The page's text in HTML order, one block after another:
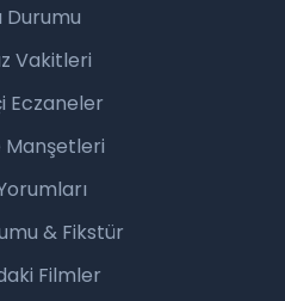
Durumu
Vakitleri
Eczaneler
& Fikstür
Filmler